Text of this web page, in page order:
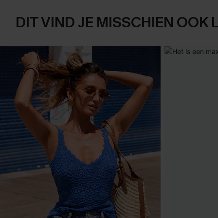
DIT VIND JE MISSCHIEN OOK